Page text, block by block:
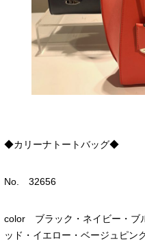
◆カリーナトートバッグ◆
No. 32656
color ブラック・ネイビー・ブ
ッド・イエロー・ベージュピン